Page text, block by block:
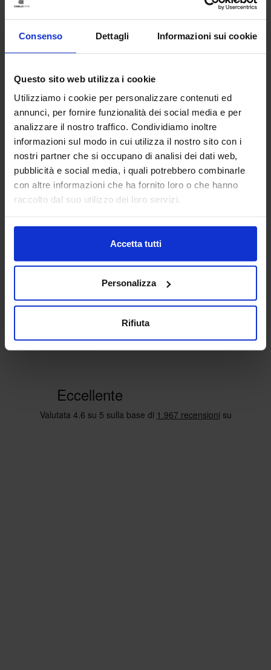
Consenso Dettagli Informazioni sui cookie
Questo sito web utilizza i cookie
Utilizziamo i cookie per personalizzare contenuti ed
annunci, per fornire funzionalità dei social media e per
analizzare il nostro traffico. Condividiamo inoltre
informazioni sul modo in cui utilizza il nostro sito con i
nostri partner che si occupano di analisi dei dati web,
pubblicità e social media, i quali potrebbero combinarle
con altre informazioni che ha fornito loro o che hanno
raccolto dal suo utilizzo dei loro servizi.
Accetta tutti
Personalizza
Rifiuta
Linea oro
Trapunta In Microfibra Milot
69,90€ Da 35,00 €